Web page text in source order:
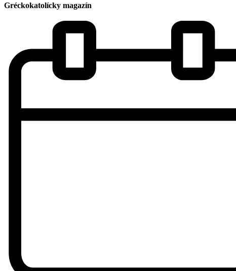
Gréckokatolícky magazín